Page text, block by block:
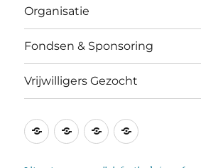
Organisatie
Fondsen & Sponsoring
Vrijwilligers Gezocht
Festival
Het
Organisatie
FondsenVrijwilligers